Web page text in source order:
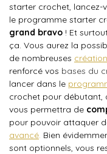
starter crochet, lancez-
le programme starter
grand bravo ! Et
ça. Vous aurez la
de nombreuses
renforcé vos bases du
lancer dans le
crochet pour débutant,
vous permettra de
pour pouvoir attaquer
avancé. Bien
sont optionnels, vous